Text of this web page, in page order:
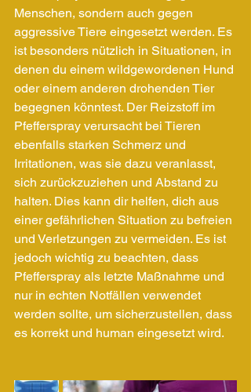
Menschen, sondern auch gegen
aggressive Tiere eingesetzt werden. Es
ist besonders nützlich in Situationen, in
denen du einem wildgewordenen Hund
oder einem anderen drohenden Tier
begegnen könntest. Der Reizstoff im
Pfefferspray verursacht bei Tieren
ebenfalls starken Schmerz und
Irritationen, was sie dazu veranlasst,
sich zurückzuziehen und Abstand zu
halten. Dies kann dir helfen, dich aus
einer gefährlichen Situation zu befreien
und Verletzungen zu vermeiden. Es ist
jedoch wichtig zu beachten, dass
Pfefferspray als letzte Maßnahme und
nur in echten Notfällen verwendet
werden sollte, um sicherzustellen, dass
es korrekt und human eingesetzt wird.